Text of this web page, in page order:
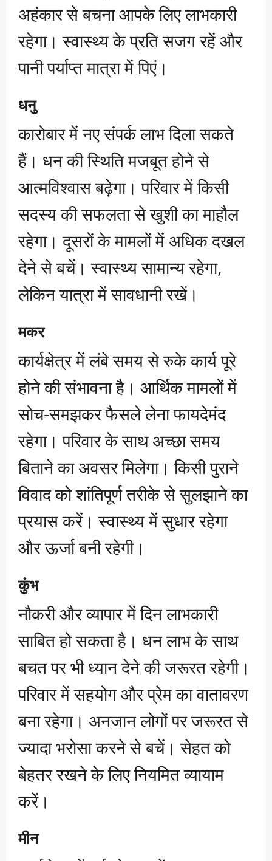
अहंकार से बचना आपके लिए लाभकारी
रहेगा। स्वास्थ्य के प्रति सजग रहें और
पानी पर्याप्त मात्रा में पिएं।
धनु
कारोबार में नए संपर्क लाभ दिला सकते
हैं। धन की स्थिति मजबूत होने से
आत्मविश्वास बढ़ेगा। परिवार में किसी
सदस्य की सफलता से खुशी का माहौल
रहेगा। दूसरों के मामलों में अधिक दखल
देने से बचें। स्वास्थ्य सामान्य रहेगा,
लेकिन यात्रा में सावधानी रखें।
मकर
कार्यक्षेत्र में लंबे समय से रुके कार्य पूरे
होने की संभावना है। आर्थिक मामलों में
सोच-समझकर फैसले लेना फायदेमंद
रहेगा। परिवार के साथ अच्छा समय
बिताने का अवसर मिलेगा। किसी पुराने
विवाद को शांतिपूर्ण तरीके से सुलझाने का
प्रयास करें। स्वास्थ्य में सुधार रहेगा
और ऊर्जा बनी रहेगी।
कुंभ
नौकरी और व्यापार में दिन लाभकारी
साबित हो सकता है। धन लाभ के साथ
बचत पर भी ध्यान देने की जरूरत रहेगी।
परिवार में सहयोग और प्रेम का वातावरण
बना रहेगा। अनजान लोगों पर जरूरत से
ज्यादा भरोसा करने से बचें। सेहत को
बेहतर रखने के लिए नियमित व्यायाम
करें।
मीन